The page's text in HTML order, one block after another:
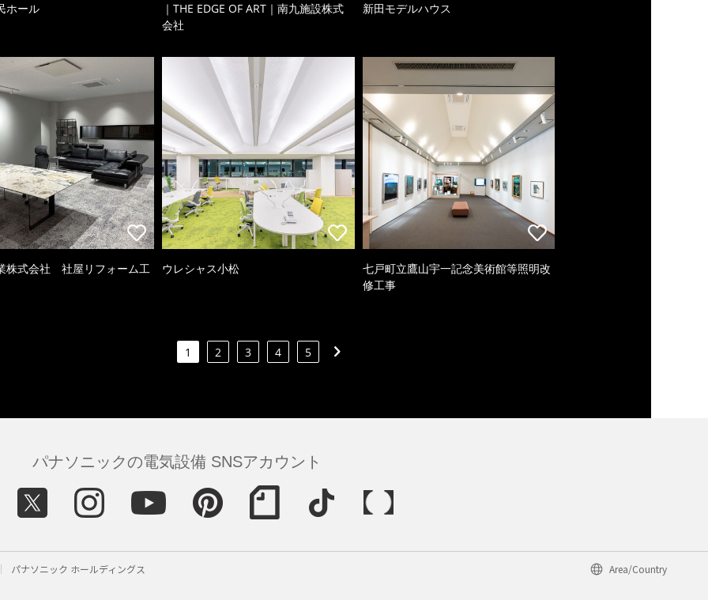
ホール
｜THE EDGE OF ART｜南九施設株式
会社
新田モデルハウス
株式会社 社屋リフォーム工 ウレシャス小松
七戸町立鷹山宇一記念美術館等照明改
修工事
1 2 3 4 5
パナソニックの電気設備 SNSアカウント
パナソニック ホールディングス Area/Country